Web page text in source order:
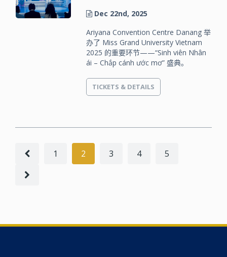
Dec 22nd, 2025
Ariyana Convention Centre Danang 举
办了 Miss Grand University Vietnam
2025 的重要环节——“Sinh viên Nhân
ái – Chắp cánh ước mơ” 盛典。
TICKETS & DETAILS
1 2 3 4 5